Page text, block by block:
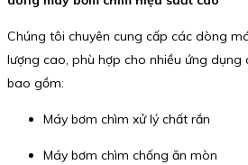
Chúng tôi chuyên cung cấp các dòng
lượng cao, phù hợp cho nhiều ứng dụng
bao gồm:
Máy bơm chìm xử lý chất rắn
Máy bơm chìm chống ăn mòn